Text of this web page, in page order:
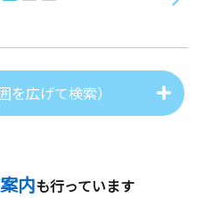
を広げて検索）
内も行っています